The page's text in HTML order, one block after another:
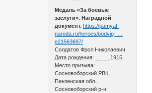
Медаль «За боевые
заслуги». Наградной
документ. https://pamyat-
naroda.ru/heroes/podvig- …
e21563697/
Солдатов Фрол Николаевич
Дата рождения: __.__.1915
Место призыва:
Сосновоборский РВК,
Пензенская обл.,
Сосновоборский р-н